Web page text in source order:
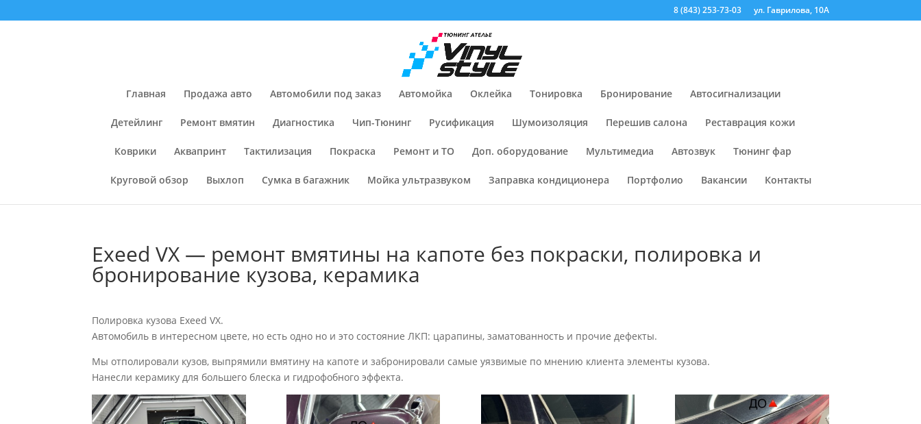
8 (843) 253-73-03 ул. Гаврилова, 10А
Главная Продажа авто Автомобили под заказ Автомойка Оклейка Тонировка Бронирование Автосигнализации
Детейлинг Ремонт вмятин Диагностика Чип-Тюнинг Русификация Шумоизоляция Перешив салона Реставрация кожи
Коврики Аквапринт Тактилизация Покраска Ремонт и ТО Доп. оборудование Мультимедиа Автозвук Тюнинг фар
Круговой обзор Выхлоп Сумка в багажник Мойка ультразвуком Заправка кондиционера Портфолио Вакансии Контакты
Exeed VX — ремонт вмятины на капоте без покраски, полировка и
бронирование кузова, керамика
Полировка кузова Exeed VX.
Автомобиль в интересном цвете, но есть одно но и это состояние ЛКП: царапины, заматованность и прочие дефекты.
Мы отполировали кузов, выпрямили вмятину на капоте и забронировали самые уязвимые по мнению клиента элементы кузова.
Нанесли керамику для большего блеска и гидрофобного эффекта.